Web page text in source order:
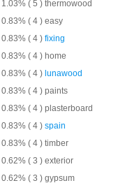
1.03% ( 5 ) thermowood
0.83% ( 4 ) easy
0.83% ( 4 ) fixing
0.83% ( 4 ) home
0.83% ( 4 ) lunawood
0.83% ( 4 ) paints
0.83% ( 4 ) plasterboard
0.83% ( 4 ) spain
0.83% ( 4 ) timber
0.62% ( 3 ) exterior
0.62% ( 3 ) gypsum